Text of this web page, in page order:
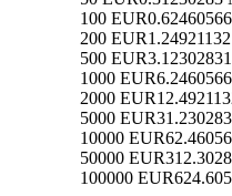
100 EUR
200 EUR
500 EUR
1000 EUR
2000 EUR
5000 EUR
10000 EUR
50000 EUR
100000 EUR